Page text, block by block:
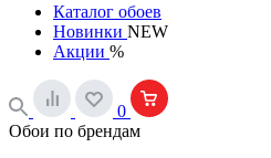
Каталог обоев
Новинки NEW
Акции %
0
Обои по брендам